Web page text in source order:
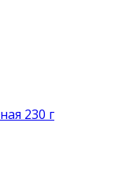
230 г